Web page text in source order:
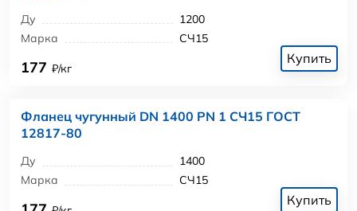
Ду
1200
Марка
СЧ15
177 ₽/кг
Купить
Фланец чугунный DN 1400 PN 1 СЧ15 ГОСТ
12817-80
Ду
1400
Марка
СЧ15
Купить